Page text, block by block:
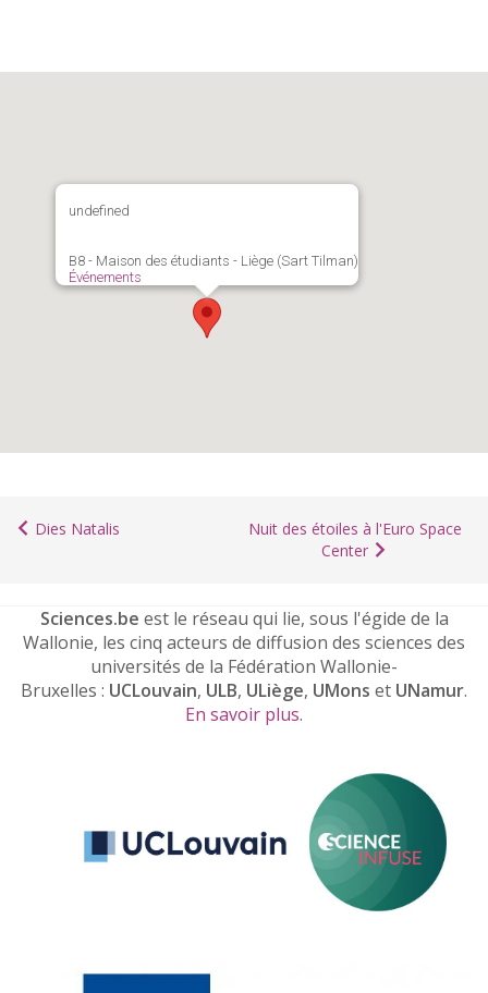
undefined
B8 - Maison des étudiants - Liège (Sart Tilman)
Événements
Dies Natalis
Nuit des étoiles à l'Euro Space
Center
Sciences.be est le réseau qui lie, sous l'égide de la
Wallonie, les cinq acteurs de diffusion des sciences des
universités de la Fédération Wallonie-
Bruxelles : UCLouvain, ULB, ULiège, UMons et UNamur.
En savoir plus.